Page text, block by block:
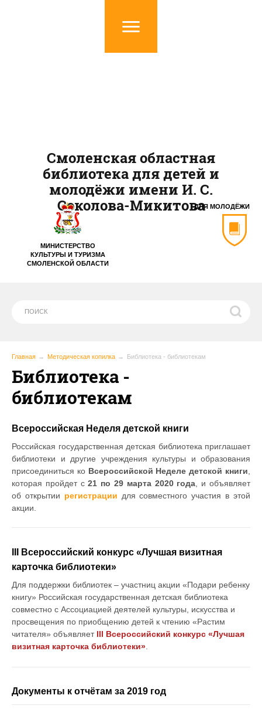
МИНИСТЕРСТВО
КУЛЬТУРЫ И ТУРИЗМА
СМОЛЕНСКОЙ ОБЛАСТИ
ДЛЯ МОЛОДЁЖИ
Смоленская областная
библиотека для детей и
молодёжи имени И. С.
Соколова-Микитова
Главная Методическая копилка Библиотека - библиотекам
Библиотека -
библиотекам
Всероссийская Неделя детской книги
Российская государственная детская библиотека приглашает
библиотеки и другие учреждения культуры и образования
присоединиться ко Всероссийской Неделе детской книги
которая пройдет с21 по 29 марта 2020 года , и объявляет
об открытии регистрации для совместного участия в этой
акции.
III Всероссийский конкурс «Лучшая визитная
карточка библиотеки»
Для поддержки библиотек – участниц акции «Подари ребенку
книгу» Российская государственная детская библиотека
совместно с Ассоциацией деятелей культуры, искусства и
просвещения по приобщению детей к чтению «Растим
читателя» объявляет III Всероссийский конкурс «Лучшая
визитная карточка библиотеки».
Документы к отчётам за 2019 год